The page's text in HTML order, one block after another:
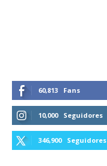
60,813 Fans
10,000 Seguidores
346,900 Seguidores